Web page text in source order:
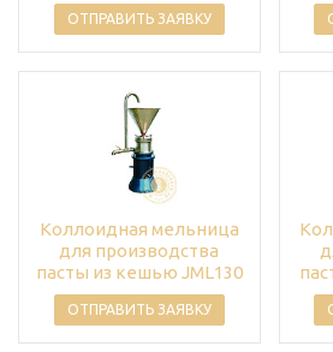
ОТПРАВИТЬ ЗАЯВКУ
Коллоидная мельница
для производства
пасты из кешью JML130
ОТПРАВИТЬ ЗАЯВКУ